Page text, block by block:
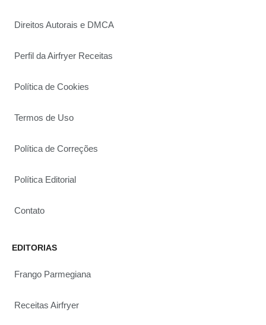
Direitos Autorais e DMCA
Perfil da Airfryer Receitas
Política de Cookies
Termos de Uso
Política de Correções
Política Editorial
Contato
EDITORIAS
Frango Parmegiana
Receitas Airfryer